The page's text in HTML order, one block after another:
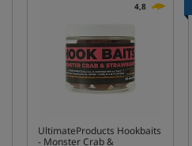
4,8
UltimateProducts Hookbaits
- Monster Crab &